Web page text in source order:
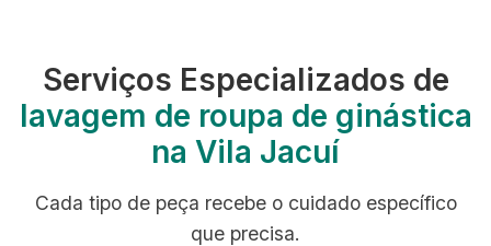
Serviços Especializados de
lavagem de roupa de ginástica
na Vila Jacuí
Cada tipo de peça recebe o cuidado específico
que precisa.